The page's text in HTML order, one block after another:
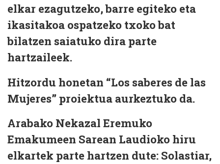
elkar ezagutzeko, barre egiteko eta
ikasitakoa ospatzeko txoko bat
bilatzen saiatuko dira parte
hartzaileek.
Hitzordu honetan “Los saberes de las
Mujeres” proiektua aurkeztuko da.
Arabako Nekazal Eremuko
Emakumeen Sarean Laudioko hiru
elkartek parte hartzen dute: Solastiar,